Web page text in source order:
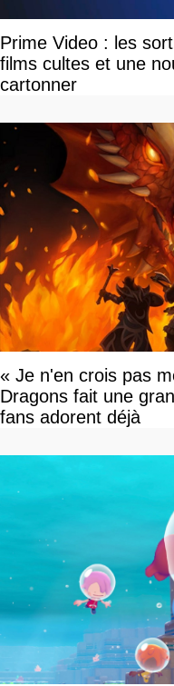
Prime Video : les
films cultes et une
cartonner
« Je n'en crois pas
Dragons fait une
fans adorent déjà